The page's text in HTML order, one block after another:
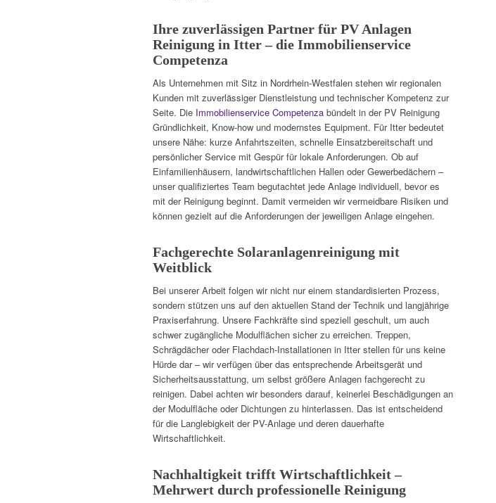
Ihre zuverlässigen Partner für PV Anlagen
Reinigung in Itter – die Immobilienservice
Competenza
Als Unternehmen mit Sitz in Nordrhein-Westfalen stehen wir regionalen
Kunden mit zuverlässiger Dienstleistung und technischer Kompetenz zur
Seite. Die Immobilienservice Competenza bündelt in der PV Reinigung
Gründlichkeit, Know-how und modernstes Equipment. Für Itter bedeutet
unsere Nähe: kurze Anfahrtszeiten, schnelle Einsatzbereitschaft und
persönlicher Service mit Gespür für lokale Anforderungen. Ob auf
Einfamilienhäusern, landwirtschaftlichen Hallen oder Gewerbedächern –
unser qualifiziertes Team begutachtet jede Anlage individuell, bevor es
mit der Reinigung beginnt. Damit vermeiden wir vermeidbare Risiken und
können gezielt auf die Anforderungen der jeweiligen Anlage eingehen.
Fachgerechte Solaranlagenreinigung mit
Weitblick
Bei unserer Arbeit folgen wir nicht nur einem standardisierten Prozess,
sondern stützen uns auf den aktuellen Stand der Technik und langjährige
Praxiserfahrung. Unsere Fachkräfte sind speziell geschult, um auch
schwer zugängliche Modulflächen sicher zu erreichen. Treppen,
Schrägdächer oder Flachdach-Installationen in Itter stellen für uns keine
Hürde dar – wir verfügen über das entsprechende Arbeitsgerät und
Sicherheitsausstattung, um selbst größere Anlagen fachgerecht zu
reinigen. Dabei achten wir besonders darauf, keinerlei Beschädigungen an
der Modulfläche oder Dichtungen zu hinterlassen. Das ist entscheidend
für die Langlebigkeit der PV-Anlage und deren dauerhafte
Wirtschaftlichkeit.
Nachhaltigkeit trifft Wirtschaftlichkeit –
Mehrwert durch professionelle Reinigung